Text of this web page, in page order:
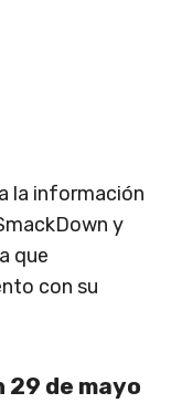
la información
y
que
con su
29 de mayo